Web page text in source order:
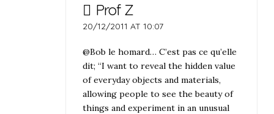
Prof Z
20/12/2011 AT 10:07
@Bob le homard… C’est pas ce qu’elle
dit; “I want to reveal the hidden value
of everyday objects and materials,
allowing people to see the beauty of
things and experiment in an unusual